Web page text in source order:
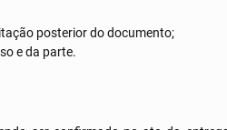
posterior do documento;
e da parte.